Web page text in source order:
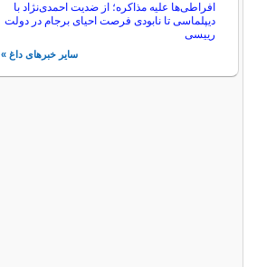
افراطی‌ها علیه مذاکره؛ از ضدیت احمدی‌نژاد با
دیپلماسی تا نابودی فرصت احیای برجام در دولت
رییسی
سایر خبرهای داغ »